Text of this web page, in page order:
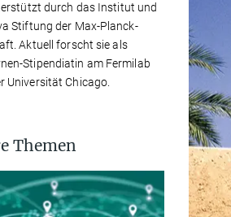
durch das Institut und
Stiftung der Max-Planck-
Aktuell forscht sie als
Stipendiatin am Fermilab
Universität Chicago.
Themen